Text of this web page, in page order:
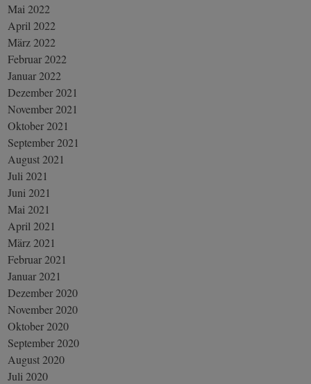
Mai 2022
April 2022
März 2022
Februar 2022
Januar 2022
Dezember 2021
November 2021
Oktober 2021
September 2021
August 2021
Juli 2021
Juni 2021
Mai 2021
April 2021
März 2021
Februar 2021
Januar 2021
Dezember 2020
November 2020
Oktober 2020
September 2020
August 2020
Juli 2020